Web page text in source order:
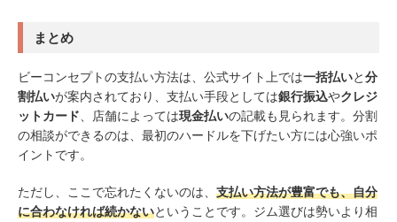
まとめ
ビーコンセプトの支払い方法は、公式サイト上では一括払いと分
割払いが案内されており、支払い手段としては銀行振込やクレジ
ットカード 、店舗によっては現金払いの記載も見られます。分割
の相談ができるのは、最初のハードルを下げたい方には心強いポ
イントです。
ただし、ここで忘れたくないのは、 支払い方法が豊富でも、自分
に合わなければ続かないということです。ジム選びは勢いより相